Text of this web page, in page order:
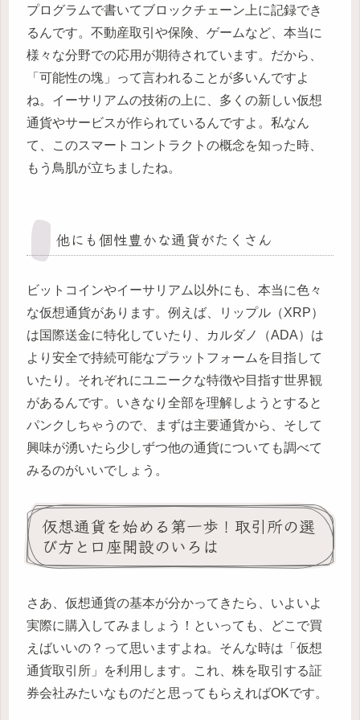
プログラムで書いてブロックチェーン上に記録でき
るんです。不動産取引や保険、ゲームなど、本当に
様々な分野での応用が期待されています。だから、
「可能性の塊」って言われることが多いんですよ
ね。イーサリアムの技術の上に、多くの新しい仮想
通貨やサービスが作られているんですよ。私なん
て、このスマートコントラクトの概念を知った時、
もう鳥肌が立ちましたね。
他にも個性豊かな通貨がたくさん
ビットコインやイーサリアム以外にも、本当に色々
な仮想通貨があります。例えば、リップル（XRP）
は国際送金に特化していたり、カルダノ（ADA）は
より安全で持続可能なプラットフォームを目指して
いたり。それぞれにユニークな特徴や目指す世界観
があるんです。いきなり全部を理解しようとすると
パンクしちゃうので、まずは主要通貨から、そして
興味が湧いたら少しずつ他の通貨についても調べて
みるのがいいでしょう。
仮想通貨を始める第一歩！取引所の選
び方と口座開設のいろは
さあ、仮想通貨の基本が分かってきたら、いよいよ
実際に購入してみましょう！といっても、どこで買
えばいいの？って思いますよね。そんな時は「仮想
通貨取引所」を利用します。これ、株を取引する証
券会社みたいなものだと思ってもらえればOKです。